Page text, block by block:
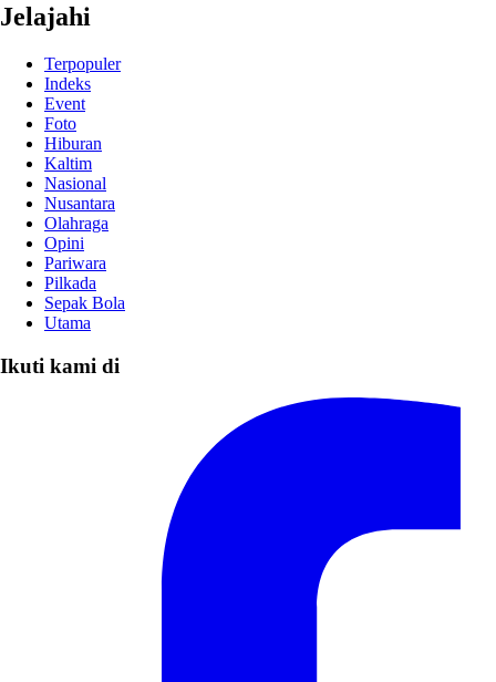
Jelajahi
Terpopuler
Indeks
Event
Foto
Hiburan
Kaltim
Nasional
Nusantara
Olahraga
Opini
Pariwara
Pilkada
Sepak Bola
Utama
Ikuti kami di